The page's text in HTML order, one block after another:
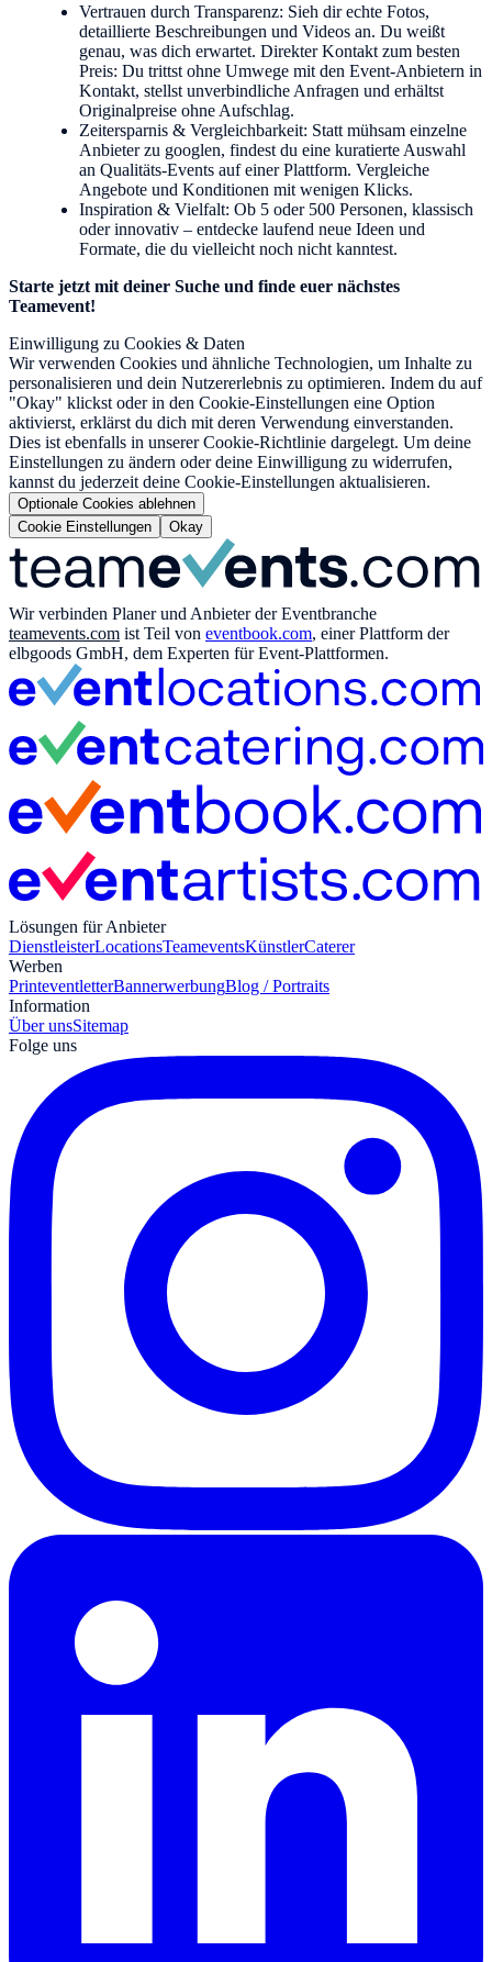
Vertrauen durch Transparenz: Sieh dir echte Fotos,
detaillierte Beschreibungen und Videos an. Du weißt
genau, was dich erwartet. Direkter Kontakt zum besten
Preis: Du trittst ohne Umwege mit den Event-Anbietern in
Kontakt, stellst unverbindliche Anfragen und erhältst
Originalpreise ohne Aufschlag.
Zeitersparnis & Vergleichbarkeit: Statt mühsam einzelne
Anbieter zu googlen, findest du eine kuratierte Auswahl
an Qualitäts-Events auf einer Plattform. Vergleiche
Angebote und Konditionen mit wenigen Klicks.
Inspiration & Vielfalt: Ob 5 oder 500 Personen, klassisch
oder innovativ – entdecke laufend neue Ideen und
Formate, die du vielleicht noch nicht kanntest.
Starte jetzt mit deiner Suche und finde euer nächstes
Teamevent!
Einwilligung zu Cookies & Daten
Wir verwenden Cookies und ähnliche Technologien, um Inhalte zu
personalisieren und dein Nutzererlebnis zu optimieren. Indem du auf
"Okay" klickst oder in den Cookie-Einstellungen eine Option
aktivierst, erklärst du dich mit deren Verwendung einverstanden.
Dies ist ebenfalls in unserer Cookie-Richtlinie dargelegt. Um deine
Einstellungen zu ändern oder deine Einwilligung zu widerrufen,
kannst du jederzeit deine Cookie-Einstellungen aktualisieren.
Optionale Cookies ablehnen
Cookie Einstellungen
Okay
Wir verbinden Planer und Anbieter der Eventbranche
teamevents.com ist Teil von eventbook.com, einer Plattform der
elbgoods GmbH, dem Experten für Event-Plattformen.
Lösungen für Anbieter
DienstleisterLocationsTeameventsKünstlerCaterer
Werben
PrinteventletterBannerwerbungBlog / Portraits
Information
Über unsSitemap
Folge uns